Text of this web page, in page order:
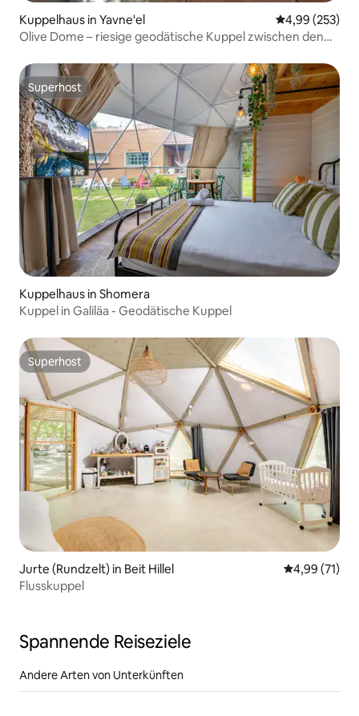
Kuppelhaus in Yavne'el
4,99 (253)
Olive Dome – riesige geodätische Kuppel zwischen den
Superhost
Superhost
Kuppelhaus in Shomera
Kuppel in Galiläa - Geodätische Kuppel
Superhost
Superhost
Jurte (Rundzelt) in Beit Hillel
4,99 (71)
Flusskuppel
Spannende Reiseziele
Andere Arten von Unterkünften